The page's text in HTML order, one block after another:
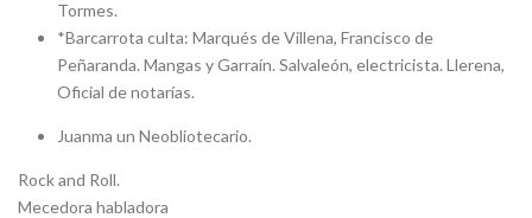
Tormes.
*Barcarrota culta: Marqués de Villena, Francisco de
Peñaranda. Mangas y Garraín. Salvaleón, electricista. Llerena,
Oficial de notarías.
Juanma un Neobliotecario.
Rock and Roll.
Mecedora habladora